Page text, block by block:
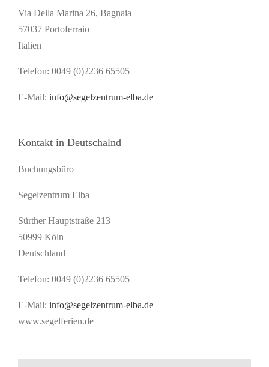
Via Della Marina 26, Bagnaia
57037 Portoferraio
Italien
Telefon: 0049 (0)2236 65505
E-Mail: info@segelzentrum-elba.de
Kontakt in Deutschalnd
Buchungsbüro
Segelzentrum Elba
Sürther Hauptstraße 213
50999 Köln
Deutschland
Telefon: 0049 (0)2236 65505
E-Mail: info@segelzentrum-elba.de
www.segelferien.de